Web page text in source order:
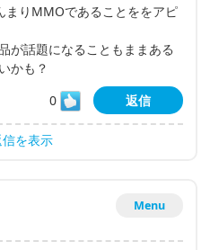
りMMOであることををアピ
が話題になることもままある
かも？
0
返信
を表示
Menu